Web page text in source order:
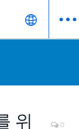
위
0